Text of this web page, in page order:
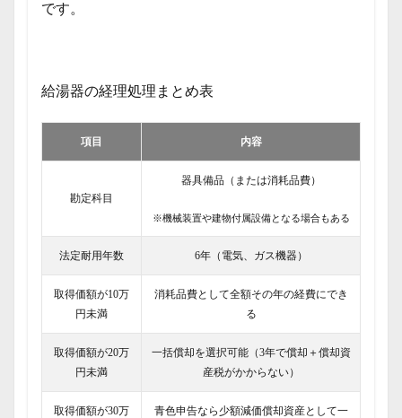
です。
給湯器の経理処理まとめ表
項目 内容
勘定科目
器具備品（または消耗品費）
※機械装置や建物付属設備となる場合もある
法定耐用年数 6年（電気、ガス機器）
取得価額が10万
円未満
消耗品費として全額その年の経費にでき
る
取得価額が20万
円未満
一括償却を選択可能（3年で償却＋償却資
産税がかからない）
取得価額が30万
青色申告なら少額減価償却資産として一